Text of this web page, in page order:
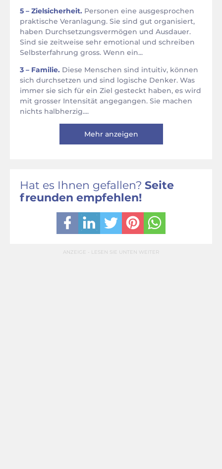
5 – Zielsicherheit. Personen eine ausgesprochen
praktische Veranlagung. Sie sind gut organisiert,
haben Durchsetzungsvermögen und Ausdauer.
Sind sie zeitweise sehr emotional und schreiben
Selbsterfahrung gross. Wenn ein...
3 – Familie. Diese Menschen sind intuitiv, können
sich durchsetzen und sind logische Denker. Was
immer sie sich für ein Ziel gesteckt haben, es wird
mit grosser Intensität angegangen. Sie machen
nichts halbherzig....
Mehr anzeigen
Hat es Ihnen gefallen? Seite
freunden empfehlen!
ANZEIGE - LESEN SIE UNTEN WEITER